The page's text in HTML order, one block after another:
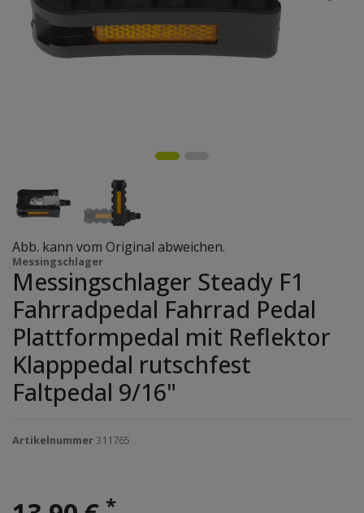
Abb. kann vom Original abweichen.
Messingschlager
Messingschlager Steady F1
Fahrradpedal Fahrrad Pedal
Plattformpedal mit Reflektor
Klapppedal rutschfest
Faltpedal 9/16"
Artikelnummer311765
*